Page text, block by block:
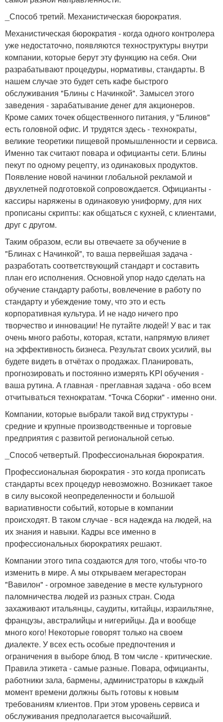
_Способ третий. Механистическая бюрократия.
Механистическая бюрократия - когда одного контролера
уже недостаточно, появляются техноструктуры внутри
компании, которые берут эту функцию на себя. Они
разрабатывают процедуры, нормативы, стандарты. В
нашем случае это будет сеть кафе быстрого
обслуживания "Блины с Начинкой". Замысел этого
заведения - зарабатывание денег для акционеров.
Кроме самих точек общественного питания, у "Блинов"
есть головной офис. И трудятся здесь - технократы,
великие теоретики пищевой промышленности и сервиса.
Именно так считают повара и официанты сети. Блины
пекут по одному рецепту, из одинаковых продуктов.
Появление новой начинки глобальной рекламой и
двухлетней подготовкой сопровождается. Официанты -
кассиры наряжены в одинаковую униформу, для них
прописаны скрипты: как общаться с кухней, с клиентами,
друг с другом.
Таким образом, если вы отвечаете за обучение в
"Блинах с Начинкой", то ваша первейшая задача -
разработать соответствующий стандарт и составить
план его исполнения. Основной упор надо сделать на
обучение стандарту работы, вовлечение в работу по
стандарту и убеждение тому, что это и есть
корпоративная культура. И не надо ничего про
творчество и инновации! Не путайте людей! У вас и так
очень много работы, которая, кстати, напрямую влияет
на эффективность бизнеса. Результат своих усилий, вы
будете видеть в отчётах о продажах. Планировать,
прогнозировать и постоянно измерять KPI обучения -
ваша рутина. А главная - преглавная задача - обо всем
отчитываться технократам. "Точка Сборки" - именно они.
Компании, которые выбрали такой вид структуры -
средние и крупные производственные и торговые
предприятия с развитой региональной сетью.
_Способ четвертый. Профессиональная бюрократия.
Профессиональная бюрократия - это когда прописать
стандарты всех процедур невозможно. Возникает такое
в силу высокой неопределенности и большой
вариативности событий, которые в компании
происходят. В таком случае - вся надежда на людей, на
их знания и навыки. Кадры все именно в
профессиональных бюрократиях решают.
Компании этого типа создаются для того, чтобы что-то
изменить в мире. А мы открываем мегаресторан
"Вавилон" - огромное заведение в месте культурного
паломничества людей из разных стран. Сюда
захаживают итальянцы, саудиты, китайцы, израильтяне,
французы, австралийцы и нигерийцы. Да и вообще
много кого! Некоторые говорят только на своем
диалекте. У всех есть особые предпочтения и
ограничения в выборе блюд. В том числе - критические.
Правила этикета - самые разные. Повара, официанты,
работники зала, бармены, администраторы в каждый
момент времени должны быть готовы к новым
требованиям клиентов. При этом уровень сервиса и
обслуживания предполагается высочайший.